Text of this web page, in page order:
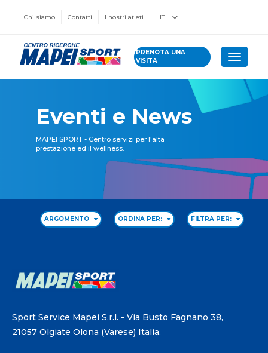
Chi siamo Contatti I nostri atleti IT
PRENOTA UNA
VISITA
Toggle
Eventi e News
MAPEI SPORT - Centro servizi per l'alta
prestazione ed il wellness.
ARGOMENTO ORDINA PER: FILTRA PER:
Sport Service Mapei S.r.l. - Via Busto Fagnano 38,
21057 Olgiate Olona (Varese) Italia.